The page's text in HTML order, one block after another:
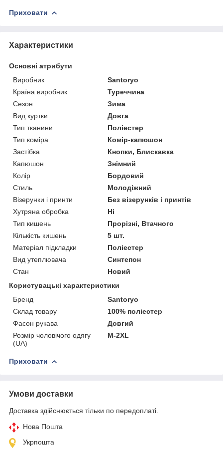
Приховати
Характеристики
Основні атрибути
Виробник
Santoryo
Країна виробник
Туреччина
Сезон
Зима
Вид куртки
Довга
Тип тканини
Поліестер
Тип коміра
Комір-капюшон
Застібка
Кнопки, Блискавка
Капюшон
Знімний
Колір
Бордовий
Стиль
Молодіжний
Візерунки і принти
Без візерунків і принтів
Хутряна обробка
Ні
Тип кишень
Прорізні, Втачного
Кількість кишень
5 шт.
Матеріал підкладки
Поліестер
Вид утеплювача
Синтепон
Стан
Новий
Користувацькi характеристики
Бренд
Santoryo
Склад товару
100% поліестер
Фасон рукава
Довгий
Розмір чоловічого одягу
(UA)
М-2XL
Приховати
Умови доставки
Доставка здійснюється тільки по передоплаті.
Нова Пошта
Укрпошта